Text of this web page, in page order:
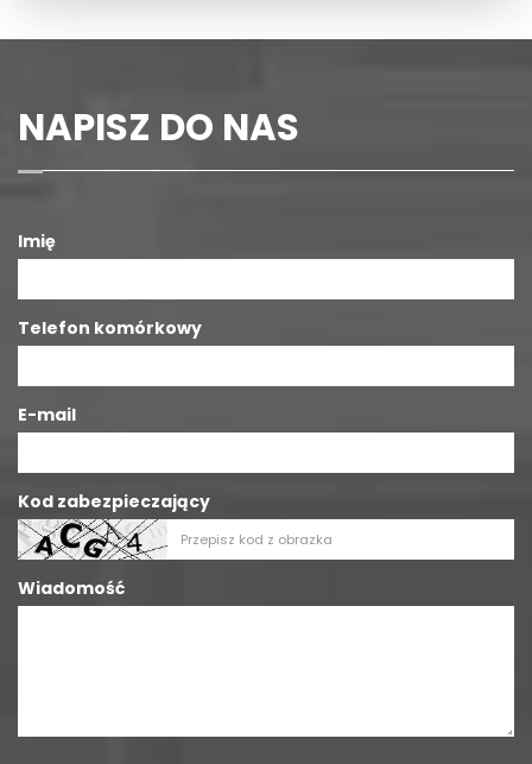
NAPISZ DO NAS
Imię
Telefon komórkowy
E-mail
Kod zabezpieczający
Wiadomość